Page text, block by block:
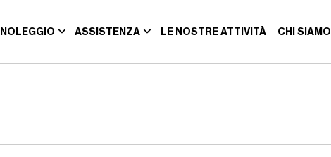
NOLEGGIO ASSISTENZA LE NOSTRE ATTIVITÀ CHI SIAMO